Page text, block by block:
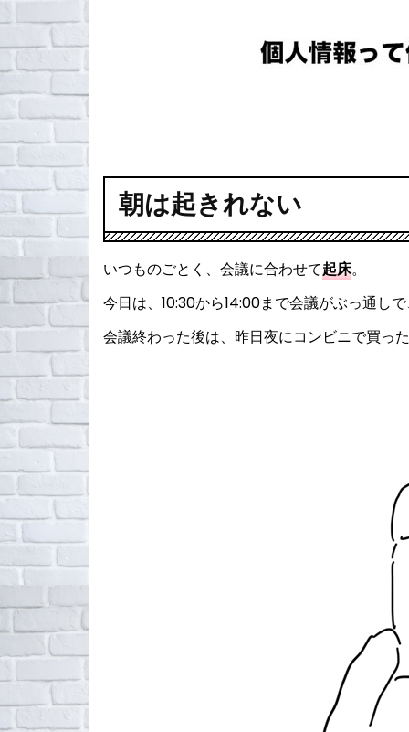
朝は起きれない
いつものごとく、会議に合わせて起床。
今日は、10:30から14:00まで会議がぶっ通し
会議終わった後は、昨日夜にコンビニで買った